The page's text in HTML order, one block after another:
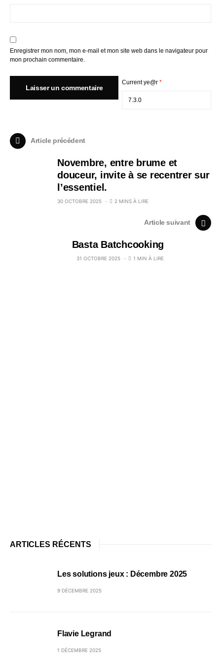
Enregistrer mon nom, mon e-mail et mon site web dans le navigateur pour
mon prochain commentaire.
Current ye@r *
Article précédent
Novembre, entre brume et
douceur, invite à se recentrer sur
l’essentiel.
30 OCTOBRE 2025 2 MINS À LIRE
Article suivant
Basta Batchcooking
31 OCTOBRE 2025 1 MIN À LIRE
ARTICLES RÉCENTS
Les solutions jeux : Décembre 2025
9 DÉCEMBRE 2025
Flavie Legrand
1 DÉCEMBRE 2025